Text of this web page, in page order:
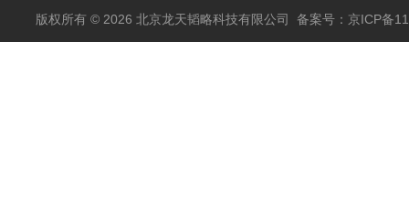
包邮
版权所有 © 2026 北京龙天韬略科技有限公司 备案号：京ICP备